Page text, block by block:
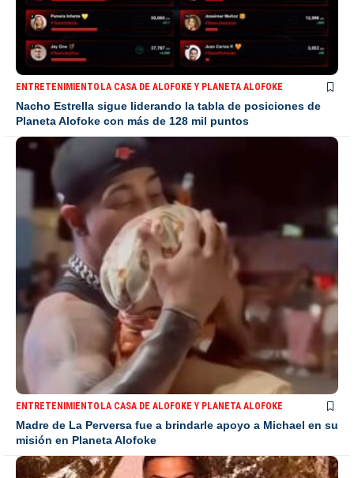
ENTRETENIMIENTOLA CASA DE ALOFOKE Y PLANETA ALOFOKE
Nacho Estrella sigue liderando la tabla de posiciones de
Planeta Alofoke con más de 128 mil puntos
ENTRETENIMIENTOLA CASA DE ALOFOKE Y PLANETA ALOFOKE
Madre de La Perversa fue a brindarle apoyo a Michael en su
misión en Planeta Alofoke